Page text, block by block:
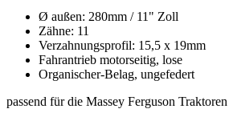
Ø außen: 280mm / 11" Zoll
Zähne: 11
Verzahnungsprofil: 15,5 x 19mm
Fahrantrieb motorseitig, lose
Organischer-Belag, ungefedert
passend für die Massey Ferguson Traktoren